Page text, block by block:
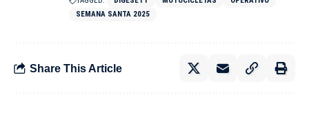
SEMANA SANTA 2025
Share This Article